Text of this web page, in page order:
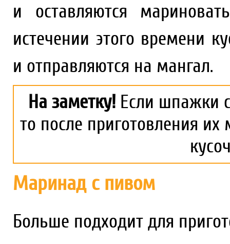
и оставляются
истечении этого времени
и отправляются на мангал.
На заметку! Если шпажки
то после приготовления
Маринад с пивом
Больше подходит для